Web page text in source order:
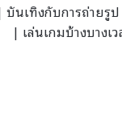
นเทิงกับการถ่ายรู
| เล่นเกมบ้างบางเว